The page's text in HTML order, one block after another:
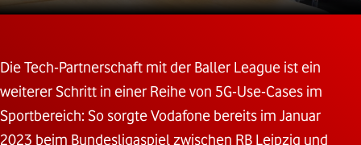
Die Tech-Partnerschaft mit der Baller League ist ein
weiterer Schritt in einer Reihe von 5G-Use-Cases im
Sportbereich: So sorgte Vodafone bereits im Januar
2023 beim Bundesligaspiel zwischen RB Leipzig und